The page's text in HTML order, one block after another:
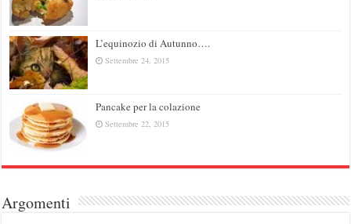
L’equinozio di Autunno….
Settembre 24, 2015
Pancake per la colazione
Settembre 22, 2015
Argomenti